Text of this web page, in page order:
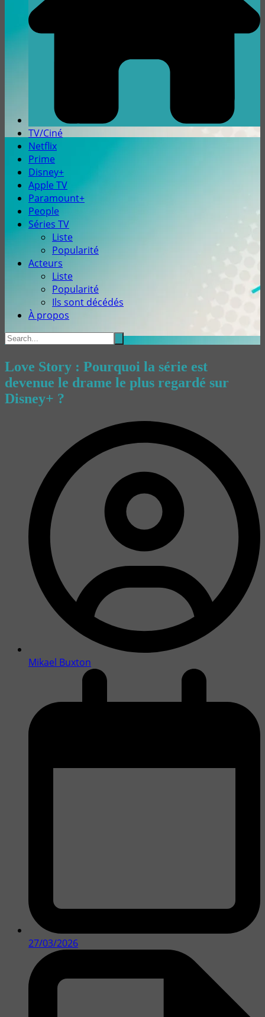
TV/Ciné
Netflix
Prime
Disney+
Apple TV
Paramount+
People
Séries TV
Liste
Popularité
Acteurs
Liste
Popularité
Ils sont décédés
À propos
Love Story : Pourquoi la série est
devenue le drame le plus regardé sur
Disney+ ?
Mikael Buxton
27/03/2026